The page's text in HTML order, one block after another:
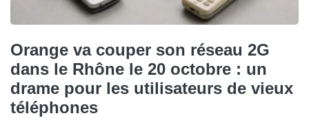
Orange va couper son réseau 2G
dans le Rhône le 20 octobre : un
drame pour les utilisateurs de vieux
téléphones